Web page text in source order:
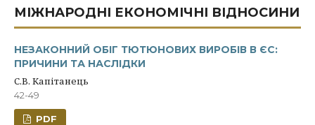
МІЖНАРОДНІ ЕКОНОМІЧНІ ВІДНОСИНИ
НЕЗАКОННИЙ ОБІГ ТЮТЮНОВИХ ВИРОБІВ В ЄС:
ПРИЧИНИ ТА НАСЛІДКИ
С.В. Капітанець
42-49
PDF